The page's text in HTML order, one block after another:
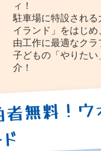
ィ！
駐車場に特設され
イランド」をはじ
由工作に最適なクラ
子どもの「やりた
介！
無料！ウ